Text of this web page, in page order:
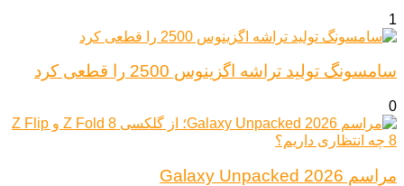
1
سامسونگ تولید تراشه اگزینوس 2500 را قطعی کرد
0
مراسم Galaxy Unpacked 2026